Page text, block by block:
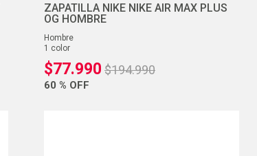
ZAPATILLA NIKE NIKE AIR MAX PLUS
OG HOMBRE
hombre
1 color
$77.990 $194.990
60 % OFF